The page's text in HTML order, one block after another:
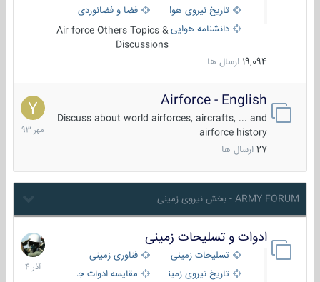
تاریخ نیروی هوایی
فضا و فضانوردی
دانشنامه هواییAir force Others Topics &
Discussions
19,094 ارسال ها
Airforce - English
Discuss about world airforces, aircrafts, ... and
airforce history
27 ارسال ها
15
مهر
1393
ARMY FORUM - بخش نیروی زمینی
ادوات و تسلیحات زمینی
تسلیحات زمینی
فناوری زمینی
تاریخ نیروی زمینی
مقایسه ادوات جنگی
21
آذر
1404